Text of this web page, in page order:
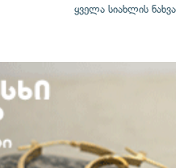
ყველა სიახლის ნახვა